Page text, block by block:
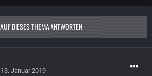
AUF DIESES THEMA ANTWORTEN
13. Januar 2019